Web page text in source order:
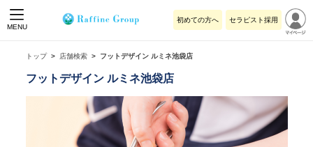
MENU
初めての方へ セラピスト採用
トップ 店舗検索 フットデザイン ルミネ池袋店
フットデザイン ルミネ池袋店